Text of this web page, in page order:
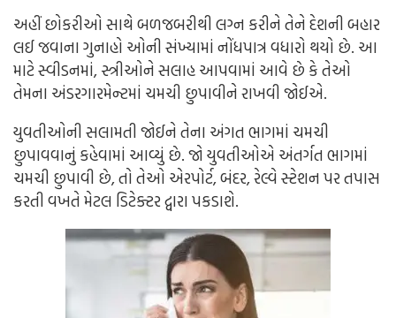
અહીં છોકરીઓ સાથે બળજબરીથી લગ્ન કરીને તેને દેશની બહાર
લઈ જવાના ગુનાહો ઓની સંખ્યામાં નોંધપાત્ર વધારો થયો છે. આ
માટે સ્વીડનમાં, સ્ત્રીઓને સલાહ આપવામાં આવે છે કે તેઓ
તેમના અંડરગારમેન્ટમાં ચમચી છુપાવીને રાખવી જોઈએ.
યુવતીઓની સલામતી જોઈને તેના અંગત ભાગમાં ચમચી
છુપાવવાનું કહેવામાં આવ્યું છે. જો યુવતીઓએ અંતર્ગત ભાગમાં
ચમચી છુપાવી છે, તો તેઓ એરપોર્ટ, બંદર, રેલ્વે સ્ટેશન પર તપાસ
કરતી વખતે મેટલ ડિટેક્ટર દ્વારા પકડાશે.